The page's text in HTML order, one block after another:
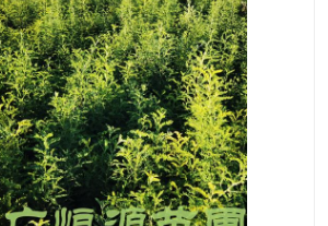
红柳苗
柽柳苗
四翅滨藜